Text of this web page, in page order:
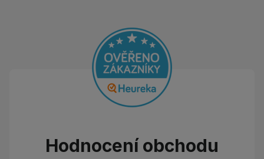
Hodnocení obchodu